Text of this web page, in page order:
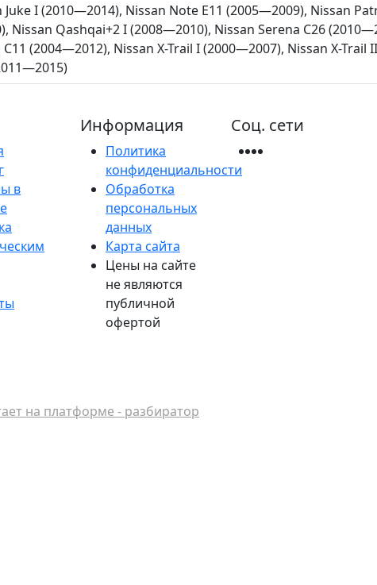
I (2010—2014), Nissan Note E11 (2005—2009), Nissan
Nissan Qashqai+2 I (2008—2010), Nissan Serena C26
(2004—2012), Nissan X-Trail I (2000—2007), Nissan X-Trail
в
Информация
Политика
конфиденциальности
Обработка
персональных
данных
Карта сайта
Цены на сайте
не являются
публичной
офертой
Соц. сети
на платформе - разбиратор